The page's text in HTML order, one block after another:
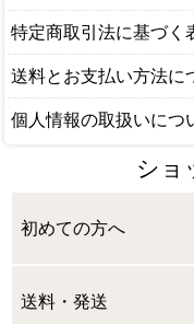
特定商取引法に基づく
送料とお支払い方法に
個人情報の取扱いにつ
ショ
初めての方へ
送料・発送